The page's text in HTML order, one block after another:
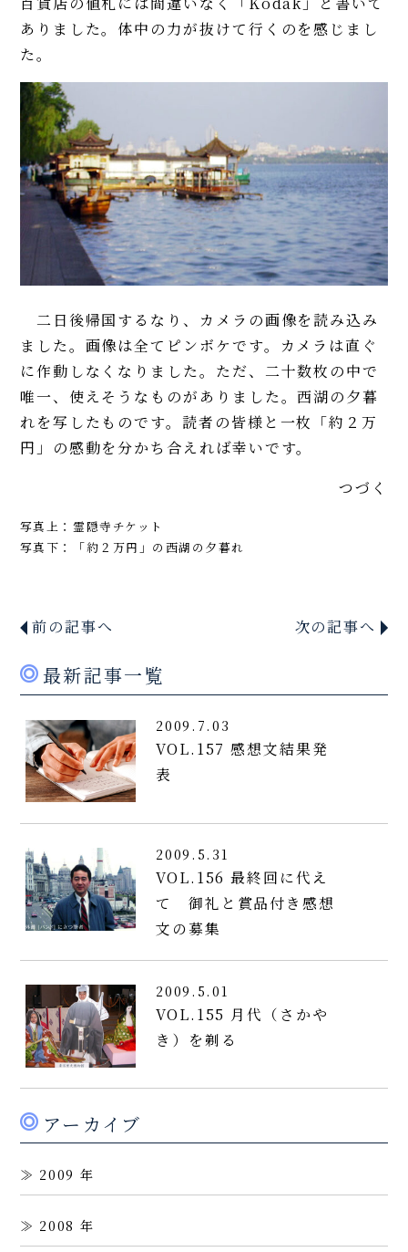
ありました。体中の力が抜けて行くのを感じまし
た。
二日後帰国するなり、カメラの画像を読み込み
ました。画像は全てピンボケです。カメラは直ぐ
に作動しなくなりました。ただ、二十数枚の中で
唯一、使えそうなものがありました。西湖の夕暮
れを写したものです。読者の皆様と一枚「約２万
円」の感動を分かち合えれば幸いです。
つづく
写真上：霊隠寺チケット
写真下：「約２万円」の西湖の夕暮れ
前の記事へ 次の記事へ
最新記事一覧
2009.7.03
VOL.157 感想文結果発
表
2009.5.31
VOL.156 最終回に代え
て 御礼と賞品付き感想
文の募集
2009.5.01
VOL.155 月代（さかや
き）を剃る
アーカイブ
2009
2008